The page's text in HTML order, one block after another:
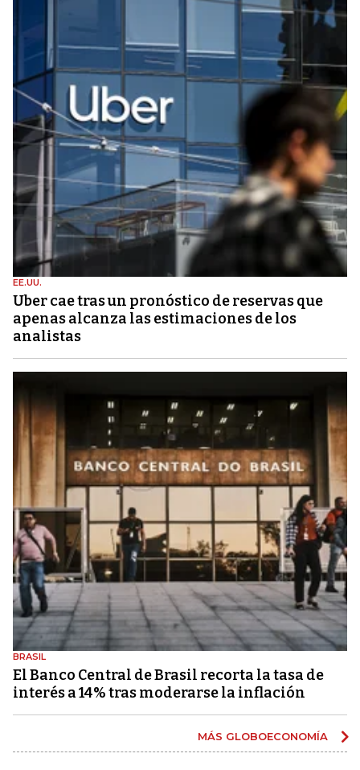
EE.UU.
Uber cae tras un pronóstico de reservas que
apenas alcanza las estimaciones de los
analistas
BRASIL
El Banco Central de Brasil recorta la tasa de
interés a 14% tras moderarse la inflación
MÁS GLOBOECONOMÍA